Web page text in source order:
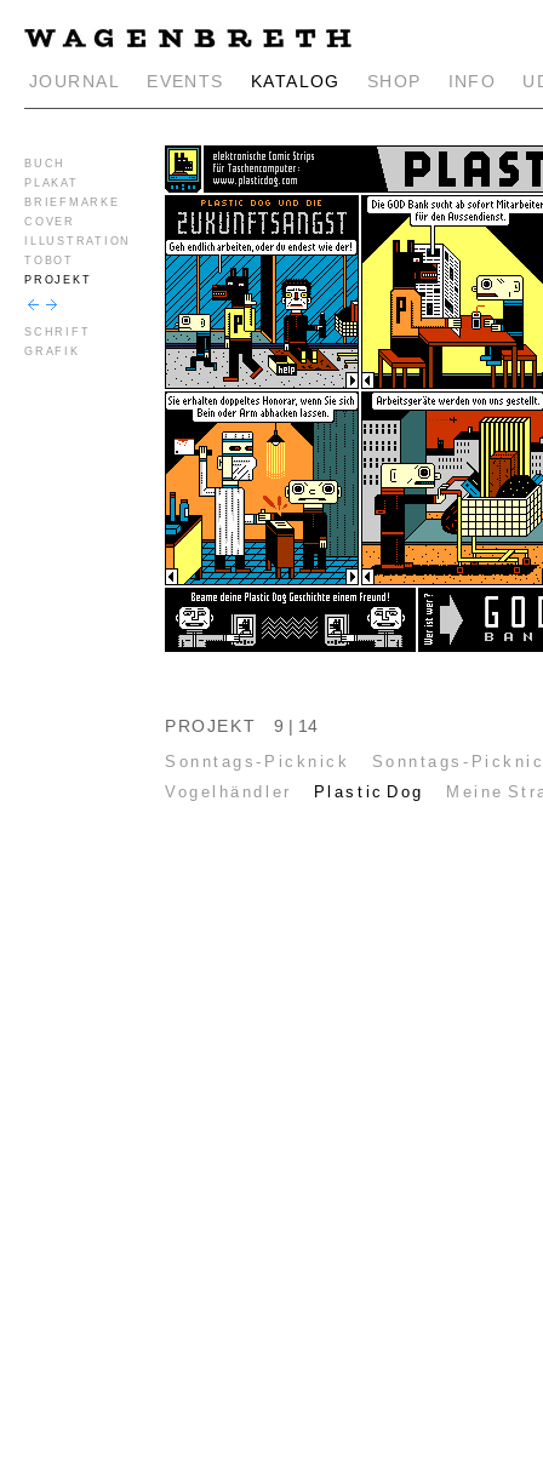
JOURNAL EVENTS KATALOG SHOP INFO
BUCH
PLAKAT
BRIEFMARKE
COVER
ILLUSTRATION
TOBOT
PROJEKT
SCHRIFT
GRAFIK
PROJEKT 9 | 14
Sonntags-Picknick
Sonntags-
Vogelhändler
Plastic Dog Meine